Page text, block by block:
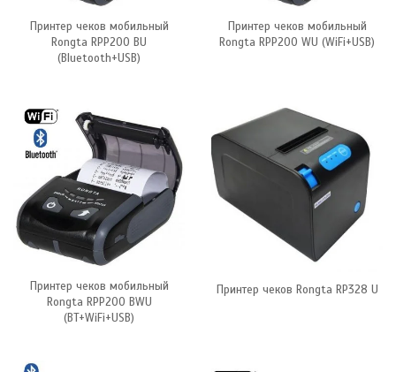
Принтер чеков мобильный
Rongta RPP200 BU
(Bluetooth+USB)
Принтер чеков мобильный
Rongta RPP200 WU (WiFi+USB)
Принтер чеков мобильный
Rongta RPP200 BWU
(BT+WiFi+USB)
Принтер чеков Rongta RP328 U